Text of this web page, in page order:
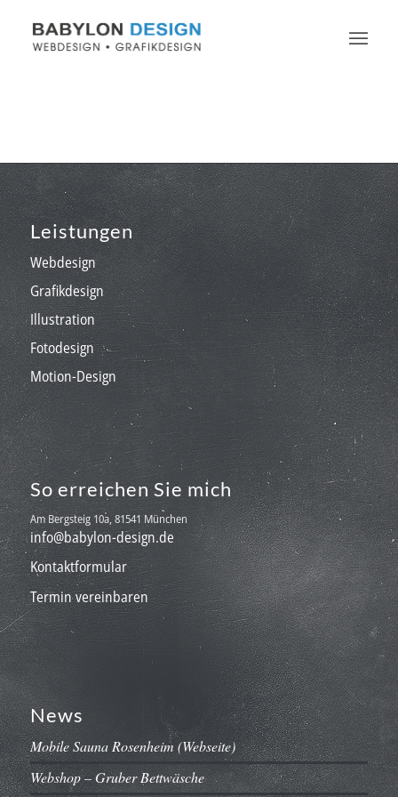
Leistungen
Webdesign
Grafikdesign
Illustration
Fotodesign
Motion-Design
So erreichen Sie mich
Am Bergsteig 10a, 81541 München
info@babylon-design.de
Kontaktformular
Termin vereinbaren
News
Mobile Sauna Rosenheim (Webseite)
Webshop – Gruber Bettwäsche